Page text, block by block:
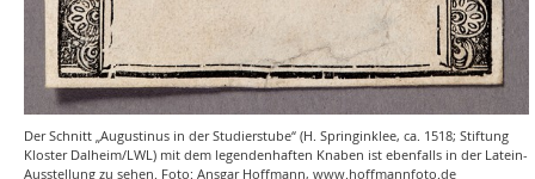
Der Schnitt „Augustinus in der Studierstube“ (H. Springinklee, ca. 1518; Stiftung
Kloster Dalheim/LWL) mit dem legendenhaften Knaben ist ebenfalls in der Latein-
Ausstellung zu sehen. Foto: Ansgar Hoffmann, www.hoffmannfoto.de